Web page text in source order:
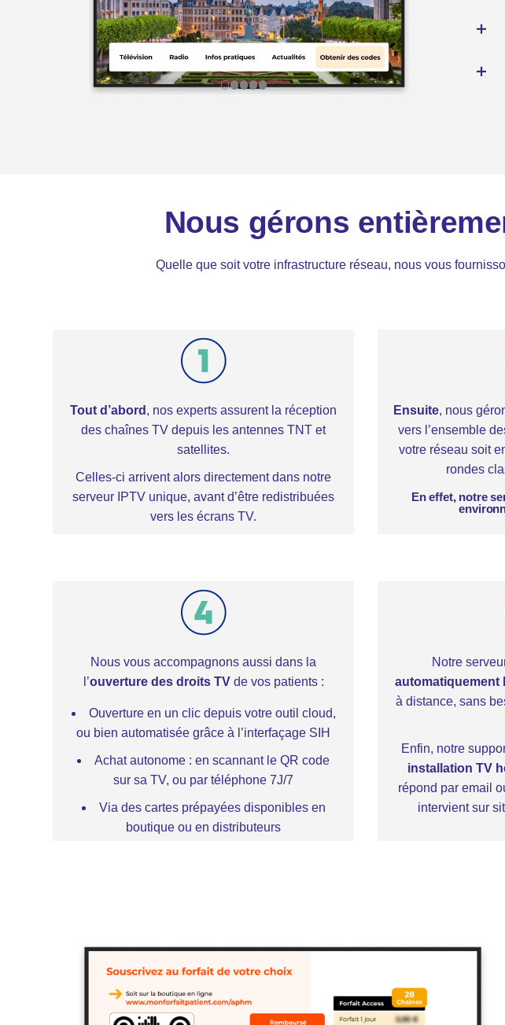
Vos
Nous gérons
Quelle que soit votre infrastructure réseau, nous vous
Tout d’abord , nos experts assurent la réception
des chaînes TV depuis les antennes TNT et
satellites.
Celles-ci arrivent alors directement dans notre
serveur IPTV unique, avant d’être redistribuées
vers les écrans TV.
Ensuite, nous
vers l’ensemble
votre réseau soit
rondes
En effet, notre
Nous vous accompagnons aussi dans la
l’ouverture des droits TV de vos patients :
Ouverture en un clic depuis votre outil cloud,
ou bien automatisée grâce à l’interfaçage SIH
Achat autonome : en scannant le QR code
sur sa TV, ou par téléphone 7J/7
Via des cartes prépayées disponibles en
boutique ou en distributeurs
Notre
automatiquement
à distance, sans
Enfin, notre
installation TV
répond par email
intervient sur